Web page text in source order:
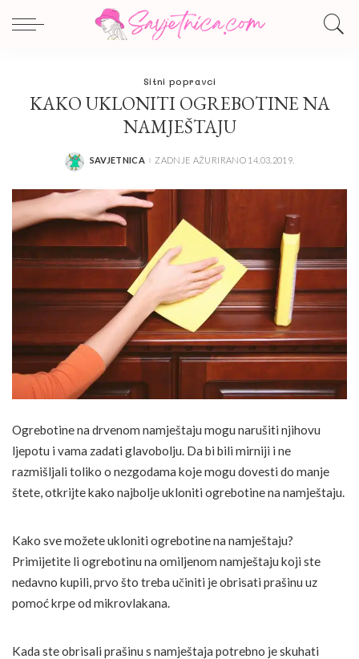
Sitni popravci
KAKO UKLONITI OGREBOTINE NA
NAMJEŠTAJU
POSTED
SAVJETNICA ZADNJE AŽURIRANO 14.03.2019.
Ogrebotine na drvenom namještaju mogu narušiti njihovu
ljepotu i vama zadati glavobolju. Da bi bili mirniji i ne
razmišljali toliko o nezgodama koje mogu dovesti do manje
štete, otkrijte kako najbolje ukloniti ogrebotine na namještaju.
Kako sve možete ukloniti ogrebotine na namještaju?
Primijetite li ogrebotinu na omiljenom namještaju koji ste
nedavno kupili, prvo što treba učiniti je obrisati prašinu uz
pomoć krpe od mikrovlakana.
Kada ste obrisali prašinu s namještaja potrebno je skuhati